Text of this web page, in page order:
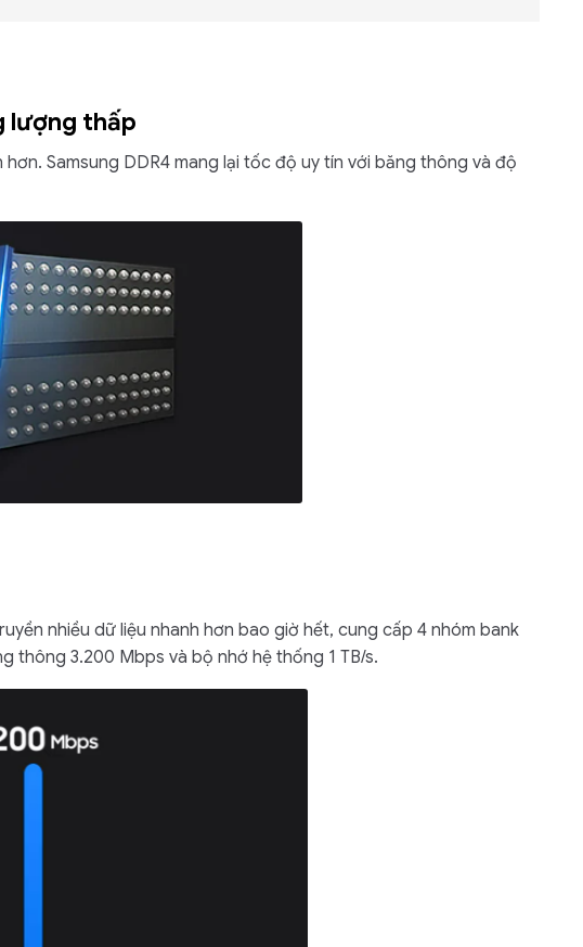
lượng thấp
Samsung DDR4 mang lại tốc độ uy tín với băng thông và độ
nhiều dữ liệu nhanh hơn bao giờ hết, cung cấp 4 nhóm bank
thông 3.200 Mbps và bộ nhớ hệ thống 1 TB/s.